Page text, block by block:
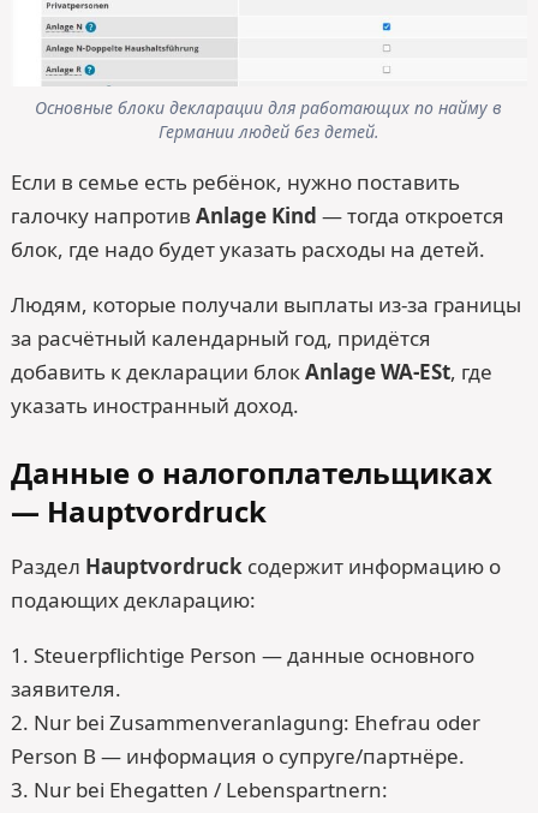
Основные блоки декларации для работающих по найму в
Германии людей без детей.
Если в семье есть ребёнок, нужно поставить
галочку напротив Anlage Kind — тогда откроется
блок, где надо будет указать расходы на детей.
Людям, которые получали выплаты из-за границы
за расчётный календарный год, придётся
добавить к декларации блокAnlage WA-ESt, где
указать иностранный доход.
Данные о налогоплательщиках
— Hauptvordruck
Раздел Hauptvordruck содержит информацию о
подающих декларацию:
1. Steuerpflichtige Person — данные основного
заявителя.
2. Nur bei Zusammenveranlagung: Ehefrau oder
Person B — информация о супруге/партнёре.
3. Nur bei Ehegatten / Lebenspartnern: